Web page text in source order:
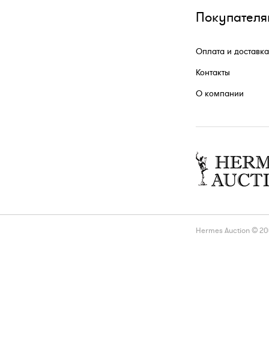
Оплата и доставка
Контакты
О компании
Hermes Auction ©